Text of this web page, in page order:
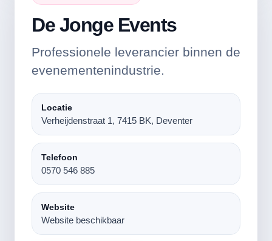
De Jonge Events
Professionele leverancier binnen de
evenementenindustrie.
Locatie
Verheijdenstraat 1, 7415 BK, Deventer
Telefoon
0570 546 885
Website
Website beschikbaar